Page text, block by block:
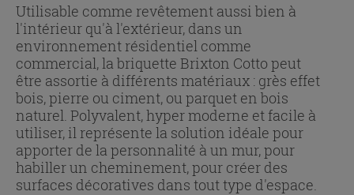
Utilisable comme revêtement aussi bien à
l'intérieur qu'à l'extérieur, dans un
environnement résidentiel comme
commercial, la briquette Brixton Cotto peut
être assortie à différents matériaux : grès effet
bois, pierre ou ciment, ou parquet en bois
naturel. Polyvalent, hyper moderne et facile à
utiliser, il représente la solution idéale pour
apporter de la personnalité à un mur, pour
habiller un cheminement, pour créer des
surfaces décoratives dans tout type d'espace.